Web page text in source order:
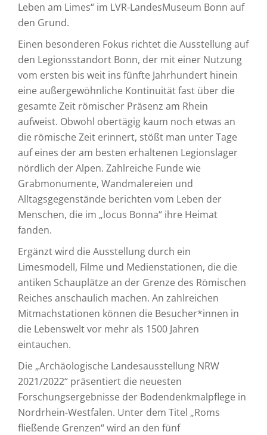
Leben am Limes“ im LVR-LandesMuseum Bonn auf
den Grund.
Einen besonderen Fokus richtet die Ausstellung auf
den Legionsstandort Bonn, der mit einer Nutzung
vom ersten bis weit ins fünfte Jahrhundert hinein
eine außergewöhnliche Kontinuität fast über die
gesamte Zeit römischer Präsenz am Rhein
aufweist. Obwohl obertägig kaum noch etwas an
die römische Zeit erinnert, stößt man unter Tage
auf eines der am besten erhaltenen Legionslager
nördlich der Alpen. Zahlreiche Funde wie
Grabmonumente, Wandmalereien und
Alltagsgegenstände berichten vom Leben der
Menschen, die im „locus Bonna“ ihre Heimat
fanden.
Ergänzt wird die Ausstellung durch ein
Limesmodell, Filme und Medienstationen, die die
antiken Schauplätze an der Grenze des Römischen
Reiches anschaulich machen. An zahlreichen
Mitmachstationen können die Besucher*innen in
die Lebenswelt vor mehr als 1500 Jahren
eintauchen.
Die „Archäologische Landesausstellung NRW
2021/2022“ präsentiert die neuesten
Forschungsergebnisse der Bodendenkmalpflege in
Nordrhein-Westfalen. Unter dem Titel „Roms
fließende Grenzen“ wird an den fünf